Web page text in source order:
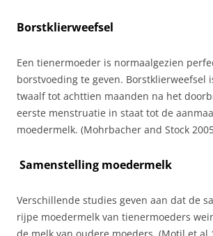
Borstklierweefsel
Een tienermoeder is normaalgezien
borstvoeding te geven. Borstklierweefsel
twaalf tot achttien maanden na het
eerste menstruatie in staat tot de
moedermelk. (Mohrbacher and Stock
Samenstelling moedermelk
Verschillende studies geven aan dat de
rijpe moedermelk van tienermoeders